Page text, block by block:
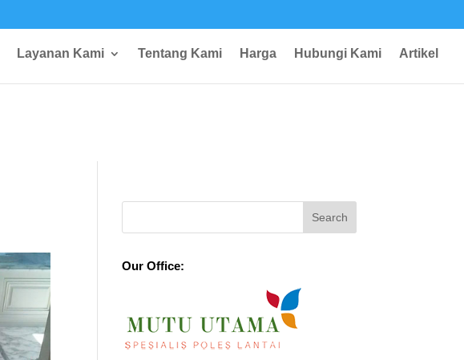
Layanan Kami Tentang Kami Harga Hubungi Kami Artikel
Our Office: